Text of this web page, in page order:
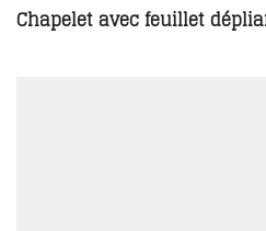
Chapelet avec feuillet